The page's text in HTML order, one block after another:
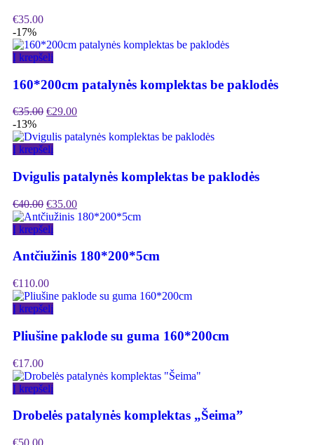
€35.00
-17%
Į krepšelį
160*200cm patalynės komplektas be paklodės
€35.00 €29.00
-13%
Į krepšelį
Dvigulis patalynės komplektas be paklodės
€40.00 €35.00
Į krepšelį
Antčiužinis 180*200*5cm
€110.00
Į krepšelį
Pliušine paklode su guma 160*200cm
€17.00
Į krepšelį
Drobelės patalynės komplektas „Šeima”
€50.00